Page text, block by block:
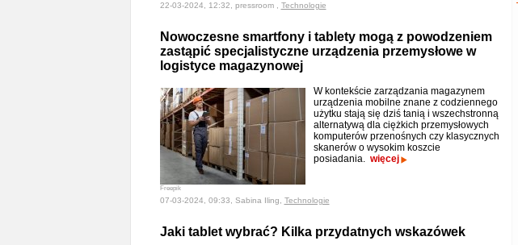
22-03-2024, 12:32, pressroom , Technologie
Nowoczesne smartfony i tablety mogą z powodzeniem
zastąpić specjalistyczne urządzenia przemysłowe w
logistyce magazynowej
Freepik
W kontekście zarządzania magazynem
urządzenia mobilne znane z codziennego
użytku stają się dziś tanią i wszechstronną
alternatywą dla ciężkich przemysłowych
komputerów przenośnych czy klasycznych
skanerów o wysokim koszcie
posiadania. więcej
07-03-2024, 09:33, Sabina Iling, Technologie
Jaki tablet wybrać? Kilka przydatnych wskazówek